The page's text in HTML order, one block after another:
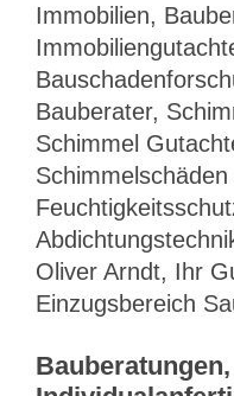
Immobilien,
Bauberater,
Schimmel
Oliver Arndt, Ihr
Einzugsbereich